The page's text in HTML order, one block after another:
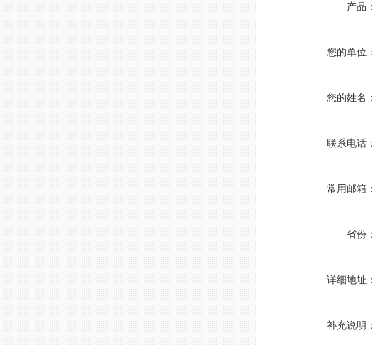
产品：
您的单位：
您的姓名：
联系电话：
常用邮箱：
省份：
详细地址：
补充说明：